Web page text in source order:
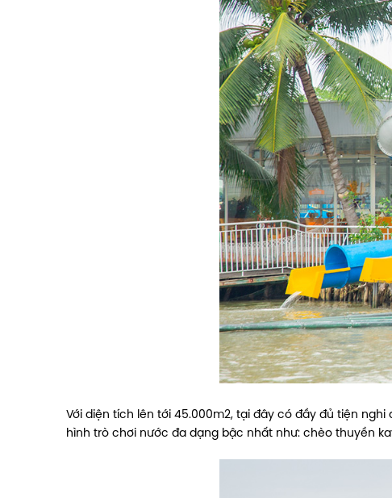
Với diện tích lên tới 45.000m2, tại đây có đầy đủ tiện
hình trò chơi nước đa dạng bậc nhất như: chèo thuyền